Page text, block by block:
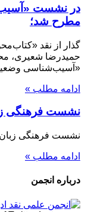
در نشست
مطرح شد؛
گذار از نقد
حمیدرضا شعیری،
«آسیب‌شناسی
ادامه مطلب »
نشست فرهنگی
نشست فرهنگی زبان
ادامه مطلب »
درباره انجمن